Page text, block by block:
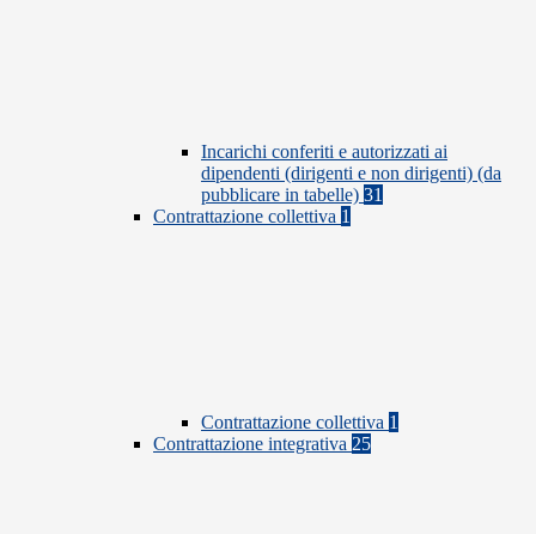
Incarichi conferiti e autorizzati ai
dipendenti (dirigenti e non dirigenti) (da
pubblicare in tabelle) 31
Contrattazione collettiva 1
Contrattazione collettiva 1
Contrattazione integrativa 25